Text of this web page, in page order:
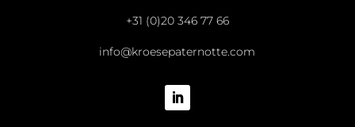
+31 (0)20 346 77 66
info@kroesepaternotte.com